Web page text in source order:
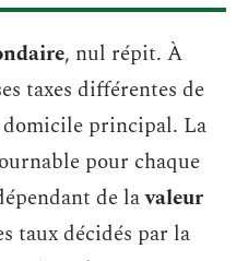
, nul répit. À
taxes différentes de
principal. La
pour chaque
de lavaleur
taux décidés par la